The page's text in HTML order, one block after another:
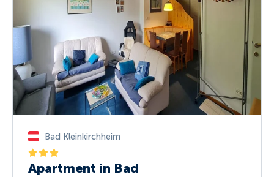
Bad Kleinkirchheim
Apartment in Bad